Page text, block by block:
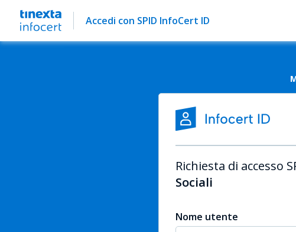
Accedi con SPID InfoCert ID
Richiesta di accesso
Sociali
Nome utente